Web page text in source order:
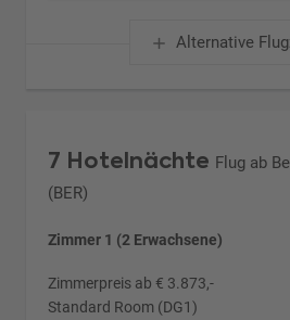
Alternative
7 Hotelnächte Flug ab
(BER)
Zimmer 1 (2 Erwachsene)
Zimmerpreis ab € 3.873,-
Standard Room (DG1)